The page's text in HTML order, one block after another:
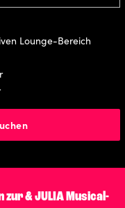
Lounge-Bereich
& JULIA Musical-